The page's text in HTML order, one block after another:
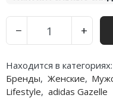
− +
Находится в категориях:
Бренды, Женские,
Lifestyle, adidas Gazelle
Nike KD
Nike PG
Nike Kobe
Nike Uptempo